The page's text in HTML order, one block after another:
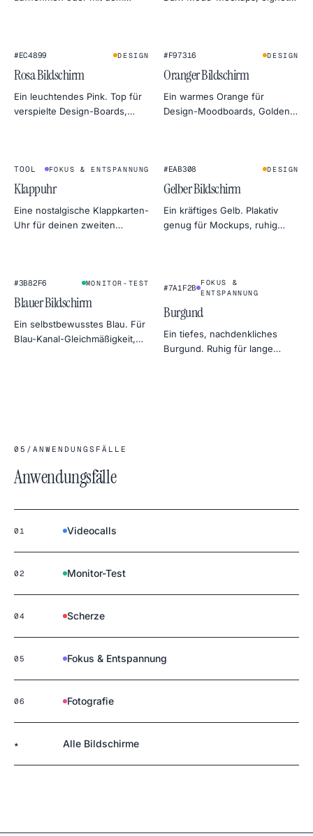
#EC4899 DESIGN
Rosa Bildschirm
Ein leuchtendes Pink. Top für
verspielte Design-Boards,
#F97316 DESIGN
Oranger Bildschirm
Ein warmes Orange für
Design-Moodboards, Golden-
1 2 : 4 5
FLIP CLOCK ★
TOOL FOKUS & ENTSPANNUNG
Klappuhr
Eine nostalgische Klappkarten-
Uhr für deinen zweiten
oder Sleep-Timer.
#EAB308 DESIGN
Gelber Bildschirm
Ein kräftiges Gelb. Plakativ
genug für Mockups, ruhig
#3B82F6 MONITOR-TEST
Blauer Bildschirm
Ein selbstbewusstes Blau. Für
Blau-Kanal-Gleichmäßigkeit,
#7A1F2B
FOKUS &
ENTSPANNUNG
Burgund
Ein tiefes, nachdenkliches
Burgund. Ruhig für lange
05 / ANWENDUNGSFÄLLE
Anwendungsfälle
01 Videocalls
02 Monitor-Test
04 Scherze
05 Fokus & Entspannung
06 Fotografie
★ Alle Bildschirme